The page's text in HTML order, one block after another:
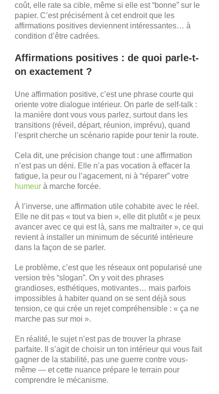
coût, elle rate sa cible, même si elle est “bonne” sur le
papier. C’est précisément à cet endroit que les
affirmations positives deviennent intéressantes… à
condition d’être cadrées.
Affirmations positives : de quoi parle-t-
on exactement ?
Une affirmation positive, c’est une phrase courte qui
oriente votre dialogue intérieur. On parle de self-talk :
la manière dont vous vous parlez, surtout dans les
transitions (réveil, départ, réunion, imprévu), quand
l’esprit cherche un scénario rapide pour tenir la route.
Cela dit, une précision change tout : une affirmation
n’est pas un déni. Elle n’a pas vocation à effacer la
fatigue, la peur ou l’agacement, ni à “réparer” votre
humeur à marche forcée.
À l’inverse, une affirmation utile cohabite avec le réel.
Elle ne dit pas « tout va bien », elle dit plutôt « je peux
avancer avec ce qui est là, sans me maltraiter », ce qui
revient à installer un minimum de sécurité intérieure
dans la façon de se parler.
Le problème, c’est que les réseaux ont popularisé une
version très “slogan”. On y voit des phrases
grandioses, esthétiques, motivantes… mais parfois
impossibles à habiter quand on se sent déjà sous
tension, ce qui crée un rejet compréhensible : « ça ne
marche pas sur moi ».
En réalité, le sujet n’est pas de trouver la phrase
parfaite. Il s’agit de choisir un ton intérieur qui vous fait
gagner de la stabilité, pas une guerre contre vous-
même — et cette nuance prépare le terrain pour
comprendre le mécanisme.